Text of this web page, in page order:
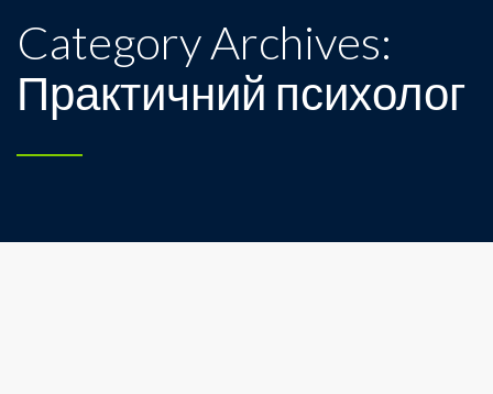
Category Archives:
Практичний психолог